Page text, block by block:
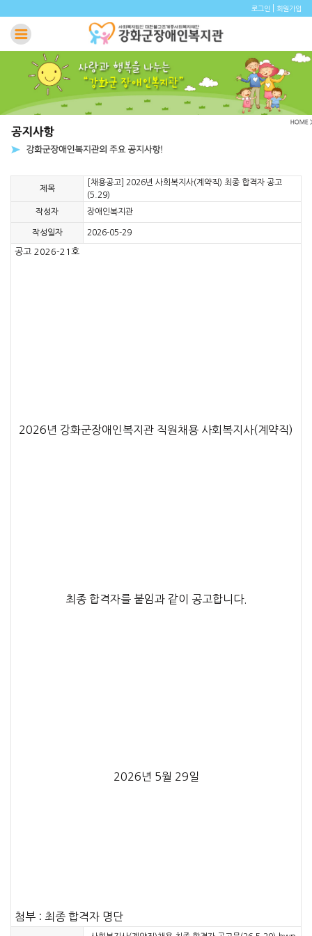
로그인 회원가입
제목
[채용공고] 2026년 사회복지사(계약직) 최종 합격자 공고
(5.29)
작성자
장애인복지관
작성일자 2026-05-29
공고 2026-21호
2026년 강화군장애인복지관 직원채용 사회복지사(계약직)
최종 합격자를 붙임과 같이 공고합니다.
2026년 5월 29일
첨부 : 최종 합격자 명단